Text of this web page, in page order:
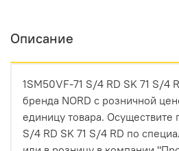
Описание
1SM50VF-71 S/4 RD SK 71 S/4
бренда NORD с розничной
единицу товара. Осуществите
S/4 RD SK 71 S/4 RD по